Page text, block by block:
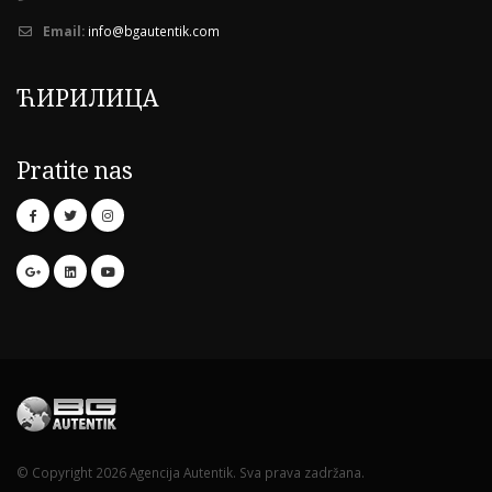
Email: info@bgautentik.com
ЋИРИЛИЦА
Pratite nas
© Copyright 2026 Agencija Autentik. Sva prava zadržana.